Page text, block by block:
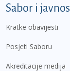
Sabor i
Kratke obavijesti
Posjeti Saboru
Akreditacije medija